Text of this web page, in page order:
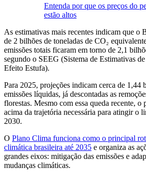
Entenda por que os preços do
estão altos
As estimativas mais recentes indicam que o
de 2 bilhões de toneladas de CO₂
emissões totais ficaram em torno de 2,1
segundo o SEEG (Sistema de Estimativas
Efeito Estufa).
Para 2025, projeções indicam cerca de 1,44
emissões líquidas, já descontadas as
florestas. Mesmo com essa queda recente, o
acima da trajetória necessária para atingir o
2030.
O Plano Clima funciona como o principal
climática brasileira até 2035 e organiza as
grandes eixos: mitigação das emissões e
mudanças climáticas.